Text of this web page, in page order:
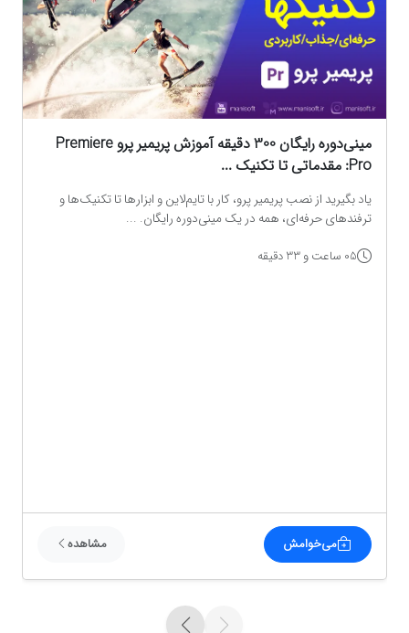
مینی‌دوره رایگان 300 دقیقه آموزش پریمیر پرو Premiere
Pro: مقدماتی تا تکنیک‌ ...
یاد بگیرید از نصب پریمیر پرو، کار با تایم‌لاین و ابزارها تا تکنیک‌ها و
ترفندهای حرفه‌ای، همه در یک مینی‌دوره رایگان. ...
05 ساعت و 33 دقیقه
می‌خوامش مشاهده